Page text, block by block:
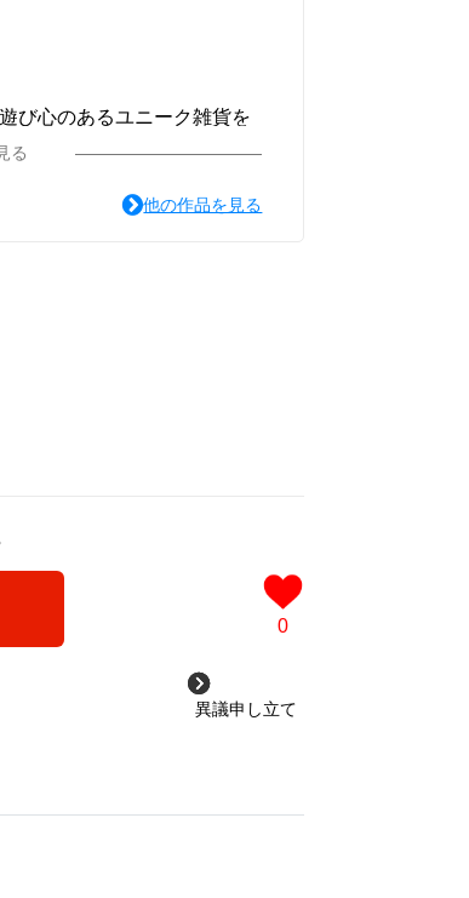
び心のあるユニーク雑貨を
ゃれを楽しめるショップで
る
他の作品を見る
0
異議申し立て